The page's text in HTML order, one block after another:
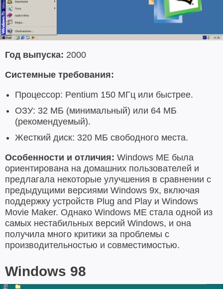
Год выпуска: 2000
Системные требования:
Процессор: Pentium 150 МГц или быстрее.
ОЗУ: 32 МБ (минимальный) или 64 МБ
(рекомендуемый).
Жесткий диск: 320 МБ свободного места.
Особенности и отличия: Windows ME была
ориентирована на домашних пользователей и
предлагала некоторые улучшения в сравнении с
предыдущими версиями Windows 9x, включая
поддержку устройств Plug and Play и Windows
Movie Maker. Однако Windows ME стала одной из
самых нестабильных версий Windows, и она
получила много критики за проблемы с
производительностью и совместимостью.
Windows 98